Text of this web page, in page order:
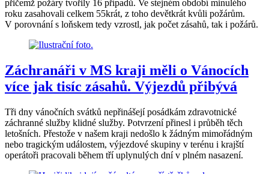
přičemž požáry tvořily 16 případů. Ve stejném období minulého
roku zasahovali celkem 55krát, z toho devětkrát kvůli požárům.
V porovnání s loňskem tedy vzrostl, jak počet zásahů, tak i požárů.
Záchranáři v MS kraji měli o Vánocích
více jak tisíc zásahů. Výjezdů přibývá
Tři dny vánočních svátků nepřinášejí posádkám zdravotnické
záchranné služby klidné služby. Potvrzení přinesl i průběh těch
letošních. Přestože v našem kraji nedošlo k žádným mimořádným
nebo tragickým událostem, výjezdové skupiny v terénu i krajští
operátoři pracovali během tří uplynulých dní v plném nasazení.